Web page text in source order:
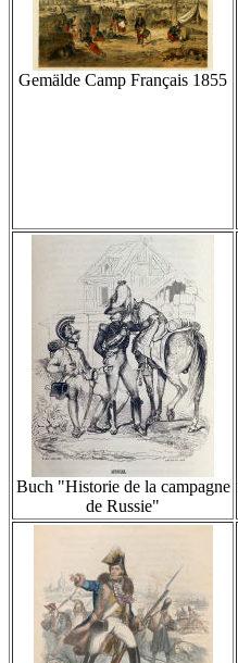
Gemälde Camp Français 1855
Buch "Historie de la campagne
de Russie"